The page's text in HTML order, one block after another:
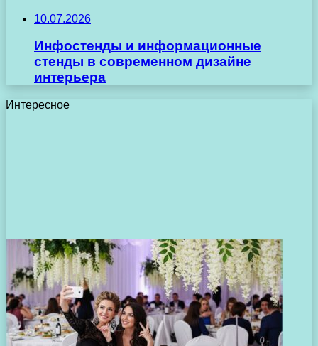
10.07.2026
Инфостенды и информационные
стенды в современном дизайне
интерьера
Интересное